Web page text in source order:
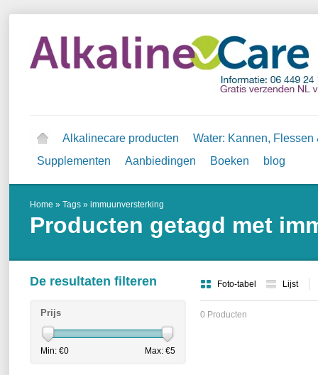
Alkalinecare producten
Water: Kannen, Flessen
Supplementen
Aanbiedingen Boeken blog
Home » Tags » immuunversterking
Producten getagd met
Foto-tabel Lijst
0 Producten
De resultaten filteren
Prijs
Min: €0 Max: €5